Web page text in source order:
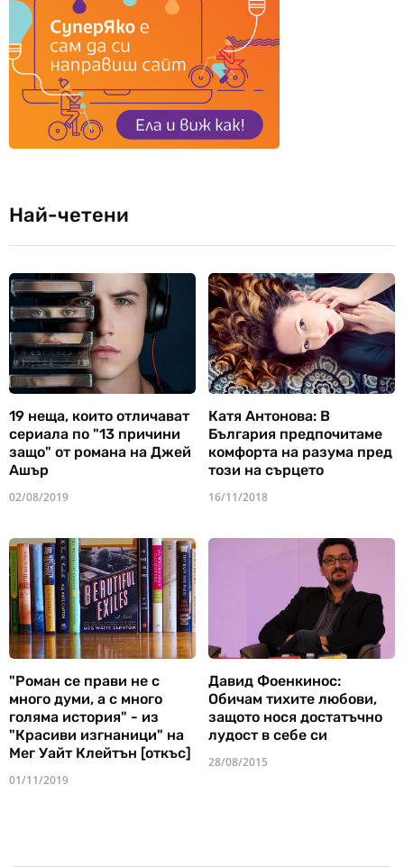
Най-четени
19 неща, които отличават
сериала по "13 причини
защо" от романа на Джей
Ашър
02/08/2019
Катя Антонова: В
България предпочитаме
комфорта на разума пред
този на сърцето
16/11/2018
"Роман се прави не с
много думи, а с много
голяма история" - из
"Красиви изгнаници" на
Мег Уайт Клейтън [откъс]
01/11/2019
Давид Фоенкинос:
Обичам тихите любови,
защото нося достатъчно
лудост в себе си
28/08/2015